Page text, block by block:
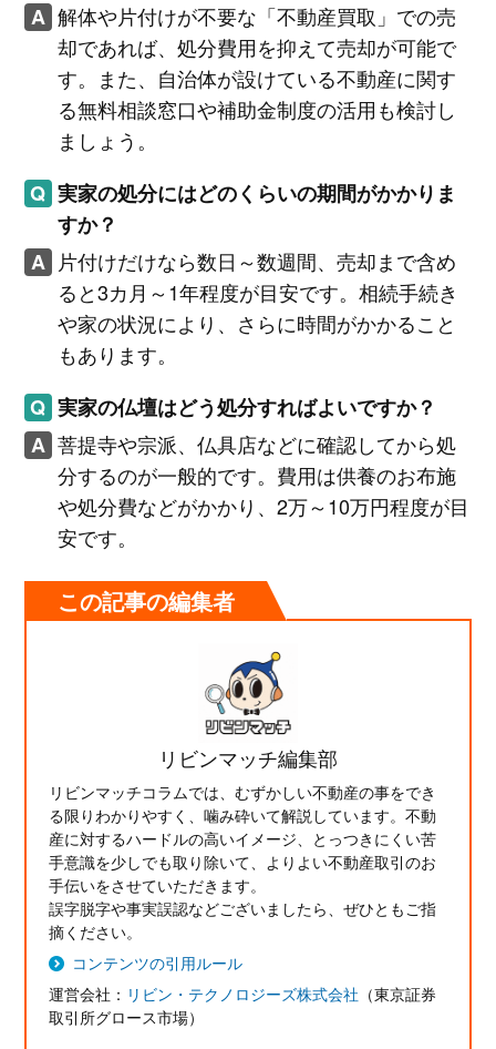
解体や片付けが不要な「不動産買取」での売
却であれば、処分費用を抑えて売却が可能で
す。また、自治体が設けている不動産に関す
る無料相談窓口や補助金制度の活用も検討し
ましょう。
実家の処分にはどのくらいの期間がかかりま
すか？
片付けだけなら数日～数週間、売却まで含め
ると3カ月～1年程度が目安です。相続手続き
や家の状況により、さらに時間がかかること
もあります。
実家の仏壇はどう処分すればよいですか？
菩提寺や宗派、仏具店などに確認してから処
分するのが一般的です。費用は供養のお布施
や処分費などがかかり、2万～10万円程度が目
安です。
この記事の編集者
リビンマッチ編集部
リビンマッチコラムでは、むずかしい不動産の事をでき
る限りわかりやすく、噛み砕いて解説しています。不動
産に対するハードルの高いイメージ、とっつきにくい苦
手意識を少しでも取り除いて、よりよい不動産取引のお
手伝いをさせていただきます。
誤字脱字や事実誤認などございましたら、ぜひともご指
摘ください。
コンテンツの引用ルール
運営会社： リビン・テクノロジーズ株式会社 （東京証券
取引所グロース市場）